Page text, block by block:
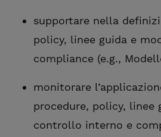
supportare nella
policy, linee guida e
compliance (e.g.,
monitorare
procedure, policy, linee
controllo interno e